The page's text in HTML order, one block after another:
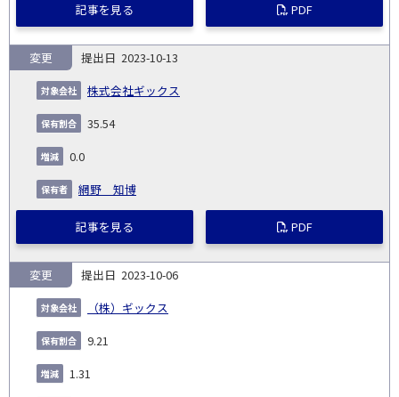
記事を見る PDF
2023-10-13
株式会社ギックス
変更
35.54
0.0
網野 知博
記事を見る PDF
2023-10-06
（株）ギックス
変更
9.21
1.31